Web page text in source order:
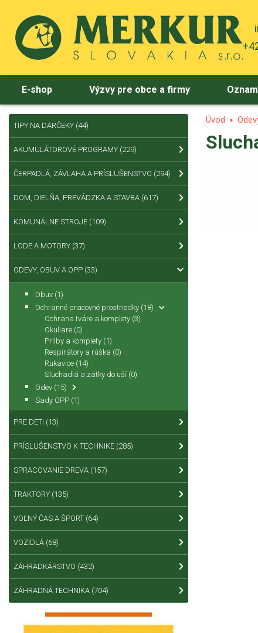
E-shop Výzvy pre obce a firmy
Úvod
TIPY NA DARČEKY (44)
AKUMULÁTOROVÉ PROGRAMY (229)
ČERPADLÁ, ZÁVLAHA A PRÍSLUŠENSTVO (294)
DOM, DIELŇA, PREVÁDZKA A STAVBA (617)
KOMUNÁLNE STROJE (109)
LODE A MOTORY (37)
ODEVY, OBUV A OPP (33)
Obuv (1)
Ochranné pracovné prostriedky (18)
Ochrana tváre a komplety (3)
Okuliare (0)
Prilby a komplety (1)
Respirátory a rúška (0)
Rukavice (14)
Sluchadlá a zátky do uší (0)
Odev (15)
Sady OPP (1)
PRE DETI (13)
PRÍSLUŠENSTVO K TECHNIKE (285)
SPRACOVANIE DREVA (157)
TRAKTORY (135)
VOĽNÝ ČAS A ŠPORT (64)
VOZIDLÁ (68)
ZÁHRADKÁRSTVO (432)
ZÁHRADNÁ TECHNIKA (704)